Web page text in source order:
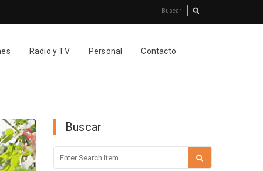
Radio y TV Personal Contacto
Buscar